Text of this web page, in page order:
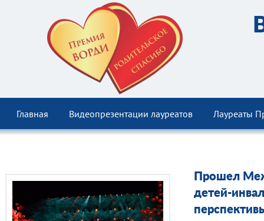
Главная Видеопрезентации лауреатов Лауреаты
Прошел
детей-